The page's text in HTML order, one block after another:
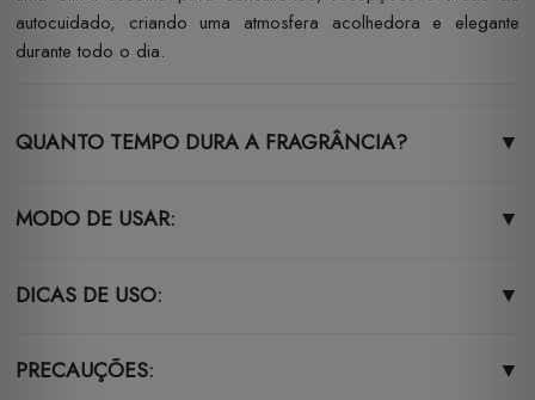
autocuidado, criando uma atmosfera acolhedora e elegante
durante todo o dia.
QUANTO TEMPO DURA A FRAGRÂNCIA? ▼
MODO DE USAR: ▼
DICAS DE USO: ▼
PRECAUÇÕES: ▼